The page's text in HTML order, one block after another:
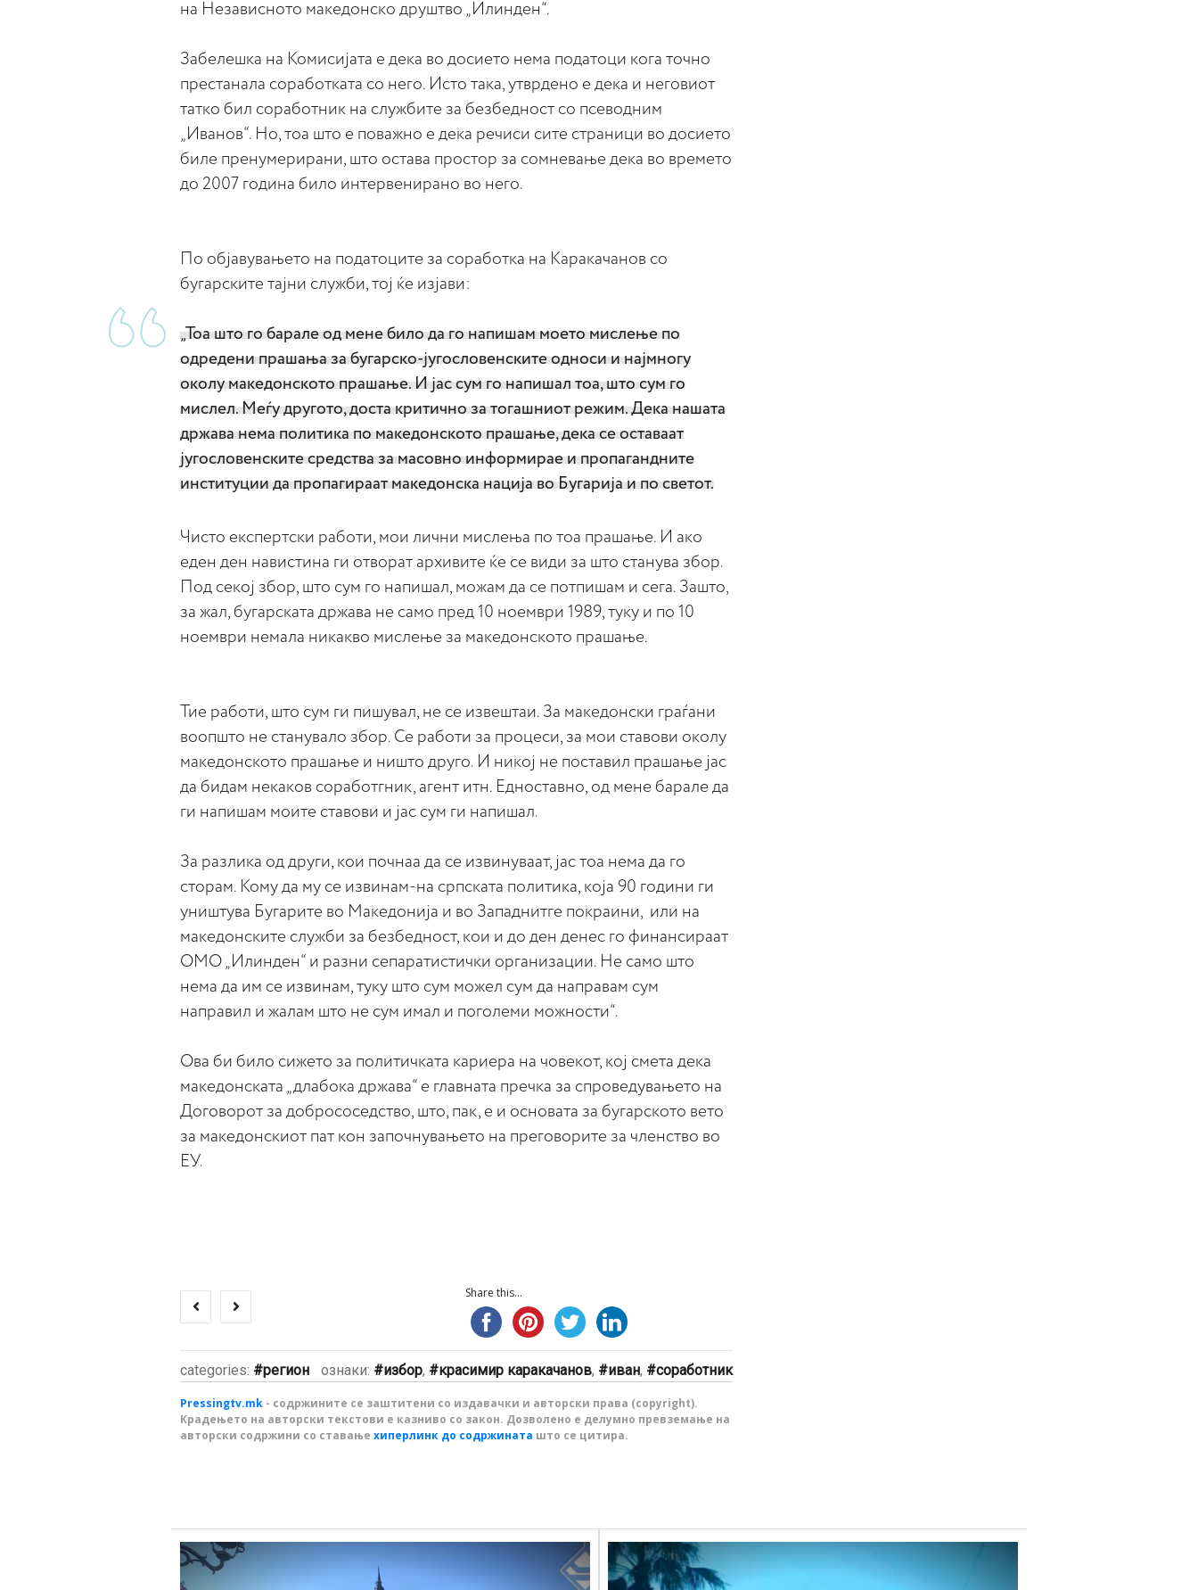
на Независното македонско друштво „Илинден“.
Забелешка на Комисијата е дека во досието нема податоци кога точно
престанала соработката со него. Исто така, утврдено е дека и неговиот
татко бил соработник на службите за безбедност со псеводним
„Иванов“. Но, тоа што е поважно е дека речиси сите страници во досието
биле пренумерирани, што остава простор за сомневање дека во времето
до 2007 година било интервенирано во него.
По објавувањето на податоците за соработка на Каракачанов со
бугарските тајни служби, тој ќе изјави:
„Тоа што го барале од мене било да го напишам моето мислење по
одредени прашања за бугарско-југословенските односи и најмногу
околу македонското прашање. И јас сум го напишал тоа, што сум го
мислел. Меѓу другото, доста критично за тогашниот режим. Дека нашата
држава нема политика по македонското прашање, дека се оставаат
југословенските средства за масовно информирае и пропагандните
институции да пропагираат македонска нација во Бугарија и по светот.
Чисто експертски работи, мои лични мислења по тоа прашање. И ако
еден ден навистина ги отворат архивите ќе се види за што станува збор.
Под секој збор, што сум го напишал, можам да се потпишам и сега. Зашто,
за жал, бугарската држава не само пред 10 ноември 1989, туку и по 10
ноември немала никакво мислење за македонското прашање.
Тие работи, што сум ги пишувал, не се извештаи. За македонски граѓани
воопшто не станувало збор. Се работи за процеси, за мои ставови околу
македонското прашање и ништо друго. И никој не поставил прашање јас
да бидам некаков соработгник, агент итн. Едноставно, од мене барале да
ги напишам моите ставови и јас сум ги напишал.
За разлика од други, кои почнаа да се извинуваат, јас тоа нема да го
сторам. Кому да му се извинам-на српската политика, која 90 години ги
уништува Бугарите во Македонија и во Западнитге покраини, или на
македонските служби за безбедност, кои и до ден денес го финансираат
ОМО „Илинден“ и разни сепаратистички организации. Не само што
нема да им се извинам, туку што сум можел сум да направам сум
направил и жалам што не сум имал и поголеми можности“.
Ова би било сижето за политичката кариера на човекот, кој смета дека
македонската „длабока држава“ е главната пречка за спроведувањето на
Договорот за добрососедство, што, пак, е и основата за бугарското вето
за македонскиот пат кон започнувањето на преговорите за членство во
ЕУ.
Share this...
categories: регион ознаки: избор, красимир каракачанов, иван, соработник
Pressingtv.mk - содржините се заштитени со издавачки и авторски права (copyright).
Крадењето на авторски текстови е казниво со закон. Дозволено е делумно превземање на
авторски содржини со ставање хиперлинк до содржината што се цитира.